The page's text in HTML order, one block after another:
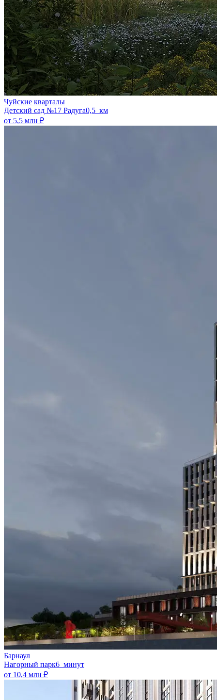
Чуйские кварталы
​Детский сад №17 Радуга0,5 км
от 5,5 млн ₽
Барнаул
Нагорный парк6 минут
от 10,4 млн ₽